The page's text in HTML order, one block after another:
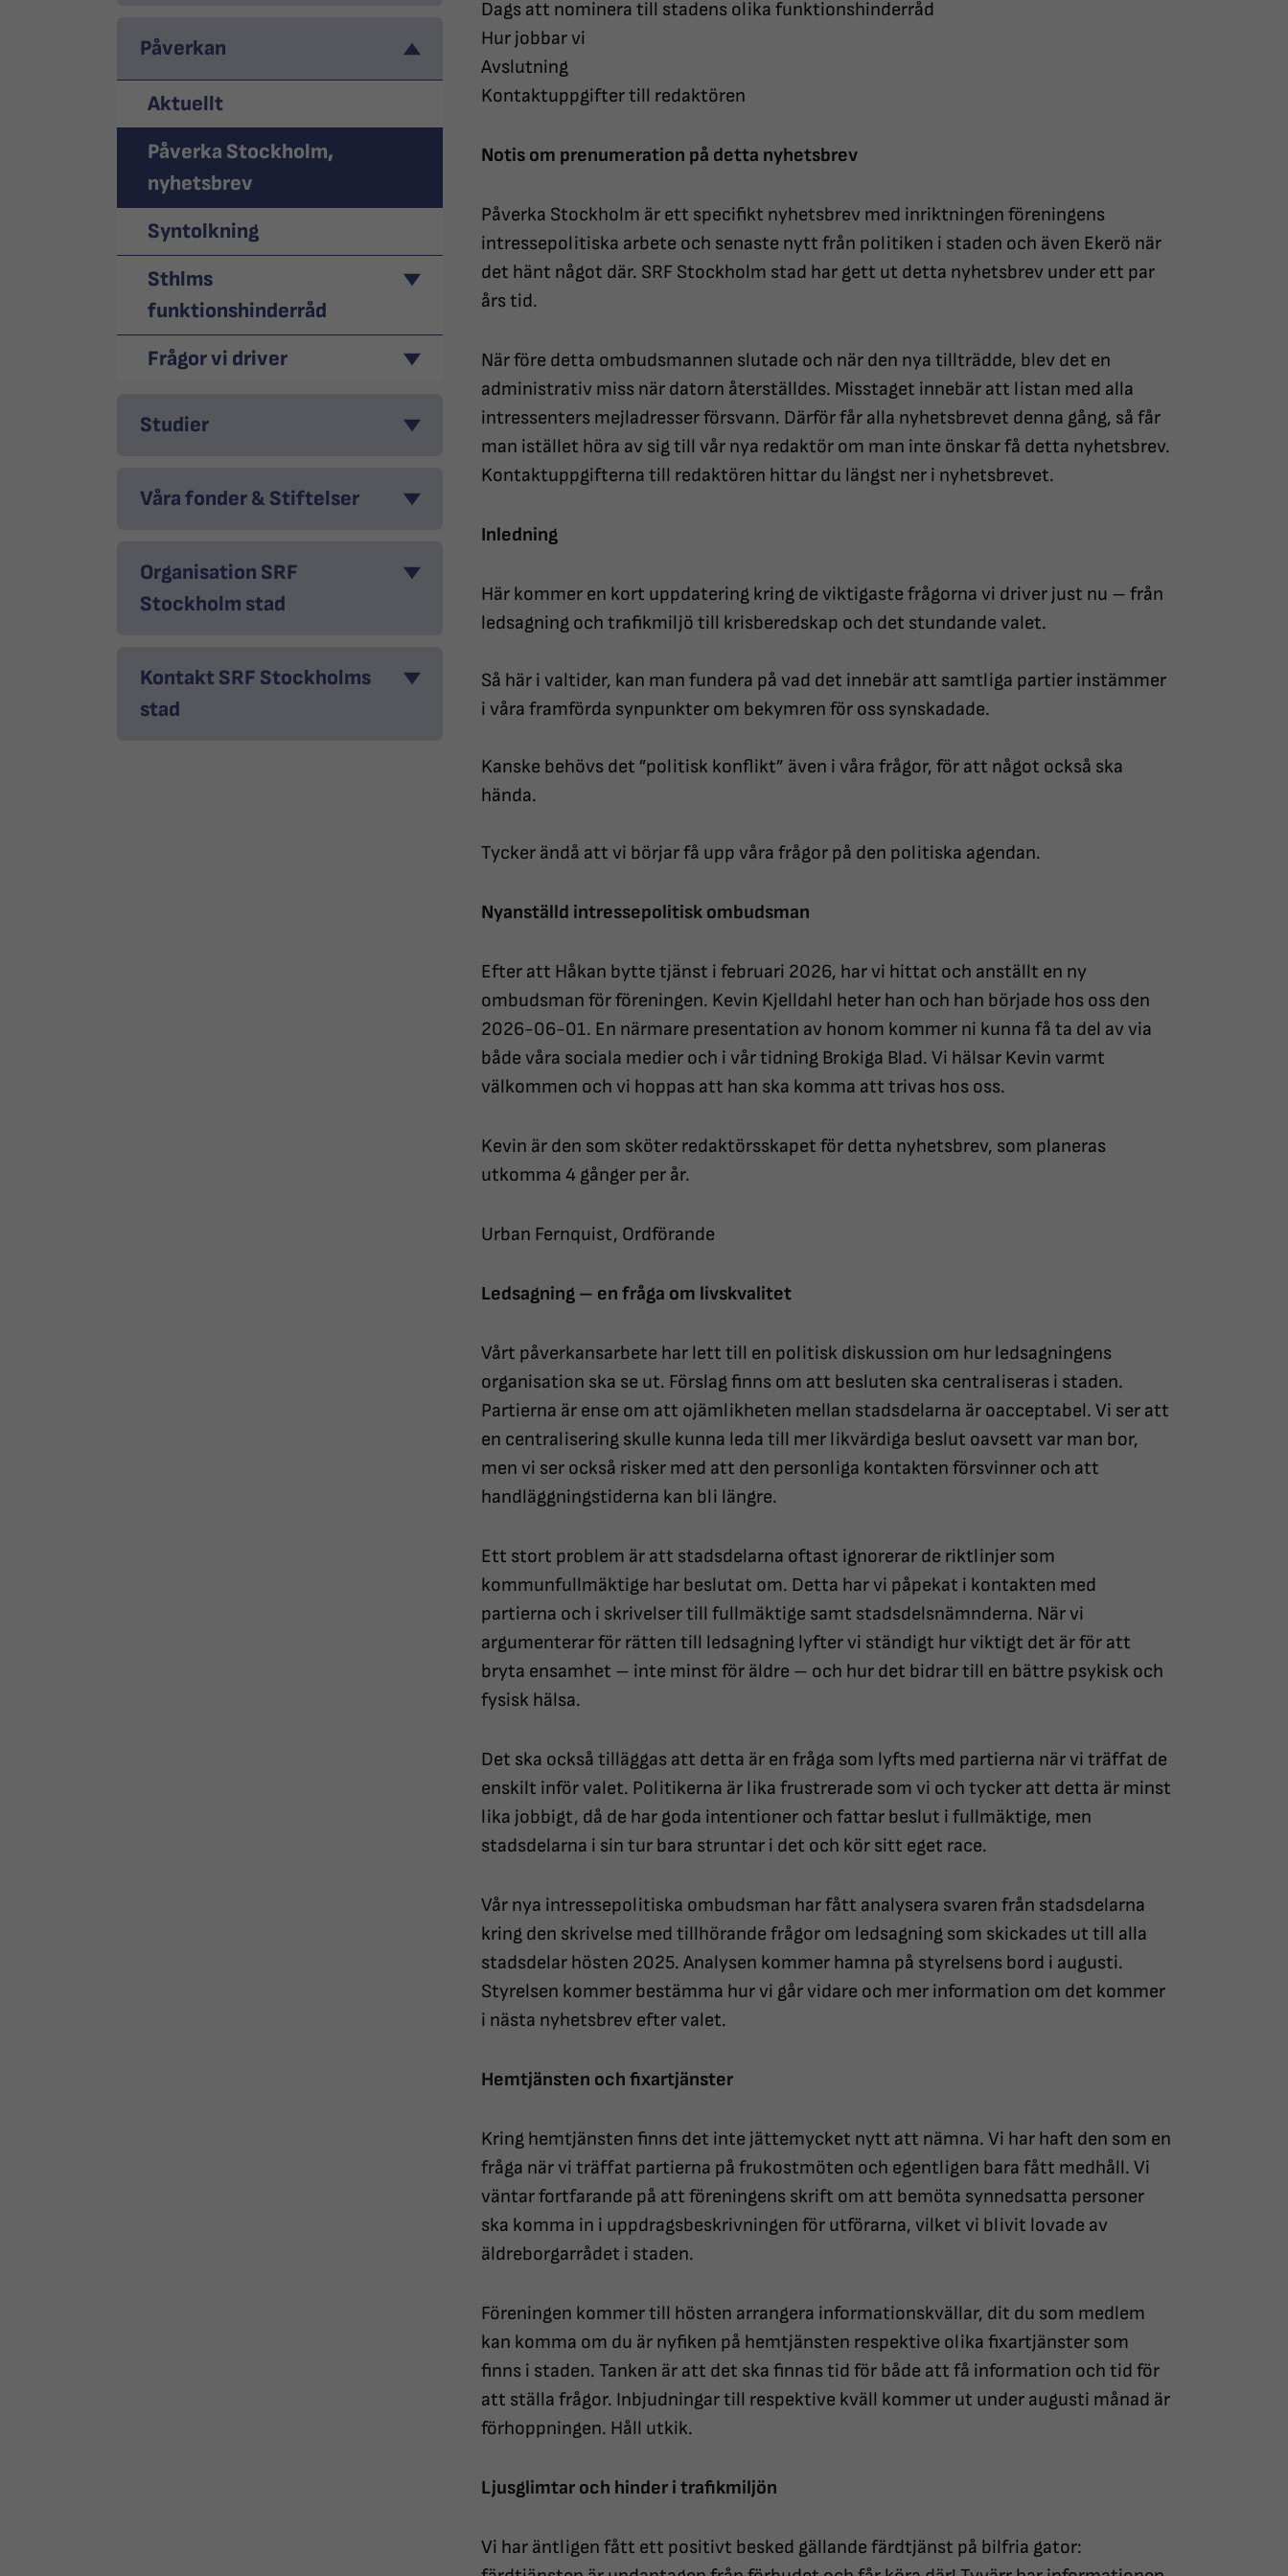
Påverkan
Aktuellt
Påverka Stockholm,
nyhetsbrev
Syntolkning
Sthlms
funktionshinderråd
Frågor vi driver
Studier
Våra fonder & Stiftelser
Organisation SRF
Stockholm stad
Kontakt SRF Stockholms
stad
Dags att nominera till stadens olika funktionshinderråd
Hur jobbar vi
Avslutning
Kontaktuppgifter till redaktören
Notis om prenumeration på detta nyhetsbrev
Påverka Stockholm är ett specifikt nyhetsbrev med inriktningen föreningens
intressepolitiska arbete och senaste nytt från politiken i staden och även Ekerö när
det hänt något där. SRF Stockholm stad har gett ut detta nyhetsbrev under ett par
års tid.
När före detta ombudsmannen slutade och när den nya tillträdde, blev det en
administrativ miss när datorn återställdes. Misstaget innebär att listan med alla
intressenters mejladresser försvann. Därför får alla nyhetsbrevet denna gång, så får
man istället höra av sig till vår nya redaktör om man inte önskar få detta nyhetsbrev.
Kontaktuppgifterna till redaktören hittar du längst ner i nyhetsbrevet.
Inledning
Här kommer en kort uppdatering kring de viktigaste frågorna vi driver just nu – från
ledsagning och trafikmiljö till krisberedskap och det stundande valet.
Så här i valtider, kan man fundera på vad det innebär att samtliga partier instämmer
i våra framförda synpunkter om bekymren för oss synskadade.
Kanske behövs det ”politisk konflikt” även i våra frågor, för att något också ska
hända.
Tycker ändå att vi börjar få upp våra frågor på den politiska agendan.
Nyanställd intressepolitisk ombudsman
Efter att Håkan bytte tjänst i februari 2026, har vi hittat och anställt en ny
ombudsman för föreningen. Kevin Kjelldahl heter han och han började hos oss den
2026-06-01. En närmare presentation av honom kommer ni kunna få ta del av via
både våra sociala medier och i vår tidning Brokiga Blad. Vi hälsar Kevin varmt
välkommen och vi hoppas att han ska komma att trivas hos oss.
Kevin är den som sköter redaktörsskapet för detta nyhetsbrev, som planeras
utkomma 4 gånger per år.
Urban Fernquist, Ordförande
Ledsagning – en fråga om livskvalitet
Vårt påverkansarbete har lett till en politisk diskussion om hur ledsagningens
organisation ska se ut. Förslag finns om att besluten ska centraliseras i staden.
Partierna är ense om att ojämlikheten mellan stadsdelarna är oacceptabel. Vi ser att
en centralisering skulle kunna leda till mer likvärdiga beslut oavsett var man bor,
men vi ser också risker med att den personliga kontakten försvinner och att
handläggningstiderna kan bli längre.
Ett stort problem är att stadsdelarna oftast ignorerar de riktlinjer som
kommunfullmäktige har beslutat om. Detta har vi påpekat i kontakten med
partierna och i skrivelser till fullmäktige samt stadsdelsnämnderna. När vi
argumenterar för rätten till ledsagning lyfter vi ständigt hur viktigt det är för att
bryta ensamhet – inte minst för äldre – och hur det bidrar till en bättre psykisk och
fysisk hälsa.
Det ska också tilläggas att detta är en fråga som lyfts med partierna när vi träffat de
enskilt inför valet. Politikerna är lika frustrerade som vi och tycker att detta är minst
lika jobbigt, då de har goda intentioner och fattar beslut i fullmäktige, men
stadsdelarna i sin tur bara struntar i det och kör sitt eget race.
Vår nya intressepolitiska ombudsman har fått analysera svaren från stadsdelarna
kring den skrivelse med tillhörande frågor om ledsagning som skickades ut till alla
stadsdelar hösten 2025. Analysen kommer hamna på styrelsens bord i augusti.
Styrelsen kommer bestämma hur vi går vidare och mer information om det kommer
i nästa nyhetsbrev efter valet.
Hemtjänsten och fixartjänster
Kring hemtjänsten finns det inte jättemycket nytt att nämna. Vi har haft den som en
fråga när vi träffat partierna på frukostmöten och egentligen bara fått medhåll. Vi
väntar fortfarande på att föreningens skrift om att bemöta synnedsatta personer
ska komma in i uppdragsbeskrivningen för utförarna, vilket vi blivit lovade av
äldreborgarrådet i staden.
Föreningen kommer till hösten arrangera informationskvällar, dit du som medlem
kan komma om du är nyfiken på hemtjänsten respektive olika fixartjänster som
finns i staden. Tanken är att det ska finnas tid för både att få information och tid för
att ställa frågor. Inbjudningar till respektive kväll kommer ut under augusti månad är
förhoppningen. Håll utkik.
Ljusglimtar och hinder i trafikmiljön
Vi har äntligen fått ett positivt besked gällande färdtjänst på bilfria gator: